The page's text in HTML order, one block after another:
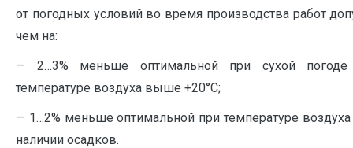
от погодных условий во время производства работ
чем на:
— 2…3% меньше оптимальной при сухой
температуре воздуха выше +20°С;
— 1…2% меньше оптимальной при температуре
наличии осадков.